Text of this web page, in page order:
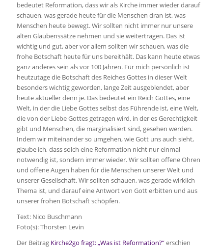
bedeutet Reformation, dass wir als Kirche immer wieder darauf
schauen, was gerade heute für die Menschen dran ist, was
Menschen heute bewegt. Wir sollten nicht immer nur unsere
alten Glaubenssätze nehmen und sie weitertragen. Das ist
wichtig und gut, aber vor allem sollten wir schauen, was die
frohe Botschaft heute für uns bereithält. Das kann heute etwas
ganz anderes sein als vor 100 Jahren. Für mich persönlich ist
heutzutage die Botschaft des Reiches Gottes in dieser Welt
besonders wichtig geworden, lange Zeit ausgeblendet, aber
heute aktueller denn je. Das bedeutet ein Reich Gottes, eine
Welt, in der die Liebe Gottes selbst das Führende ist, eine Welt,
die von der Liebe Gottes getragen wird, in der es Gerechtigkeit
gibt und Menschen, die marginalisiert sind, gesehen werden.
Indem wir miteinander so umgehen, wie Gott uns auch sieht,
glaube ich, dass solch eine Reformation nicht nur einmal
notwendig ist, sondern immer wieder. Wir sollten offene Ohren
und offene Augen haben für die Menschen unserer Welt und
unserer Gesellschaft. Wir sollten schauen, was gerade wirklich
Thema ist, und darauf eine Antwort von Gott erbitten und aus
unserer frohen Botschaft schöpfen.
Text: Nico Buschmann
Foto(s): Thorsten Levin
Der Beitrag Kirche2go fragt: „Was ist Reformation?“erschien